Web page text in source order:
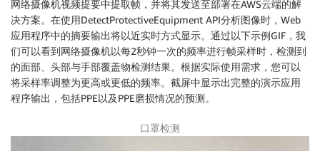
                        }
                    ]
                }
            ],
            "BoundingBox": {
                "Width": 0.22291666269302368,
                "Height": 0.82421875,
                "Top": 0.15703125298023224
网络摄像机视频提要中提取帧，并将其发送至部署在AWS云端的解
决方案。在使用DetectProtectiveEquipment API分析图像时，Web
应用程序中的摘要输出将以近实时方式显示。通过以下示例GIF，我
们可以看到网络摄像机以每2秒钟一次的频率进行帧采样时，检测到
的面部、头部与手部覆盖物检测结果。根据实际使用需求，您可以
将采样率调整为更高或更低的频率。截屏中显示出完整的演示应用
程序输出，包括PPE以及PPE磨损情况的预测。
口罩检测